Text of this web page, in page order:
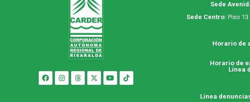
Sede
Sede Centro: Piso
Horario de
Horario de
Línea
Línea